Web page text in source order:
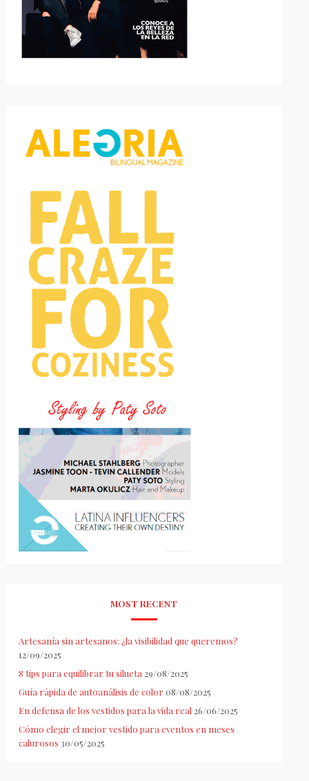
MOST RECENT
Artesanía sin artesanos: ¿la visibilidad que queremos?
12/09/2025
8 tips para equilibrar tu silueta 29/08/2025
Guía rápida de autoanálisis de color 08/08/2025
En defensa de los vestidos para la vida real 26/06/2025
Cómo elegir el mejor vestido para eventos en meses
calurosos 30/05/2025